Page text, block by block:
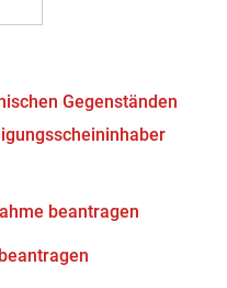
Gegenständen
beantragen